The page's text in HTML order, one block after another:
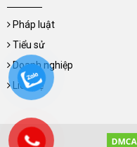
Pháp luật
Tiểu sử
Doanh nghiệp
Liên hệ